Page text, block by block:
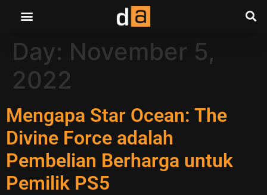
Day: November 5,
2022
Mengapa Star Ocean: The
Divine Force adalah
Pembelian Berharga untuk
Pemilik PS5